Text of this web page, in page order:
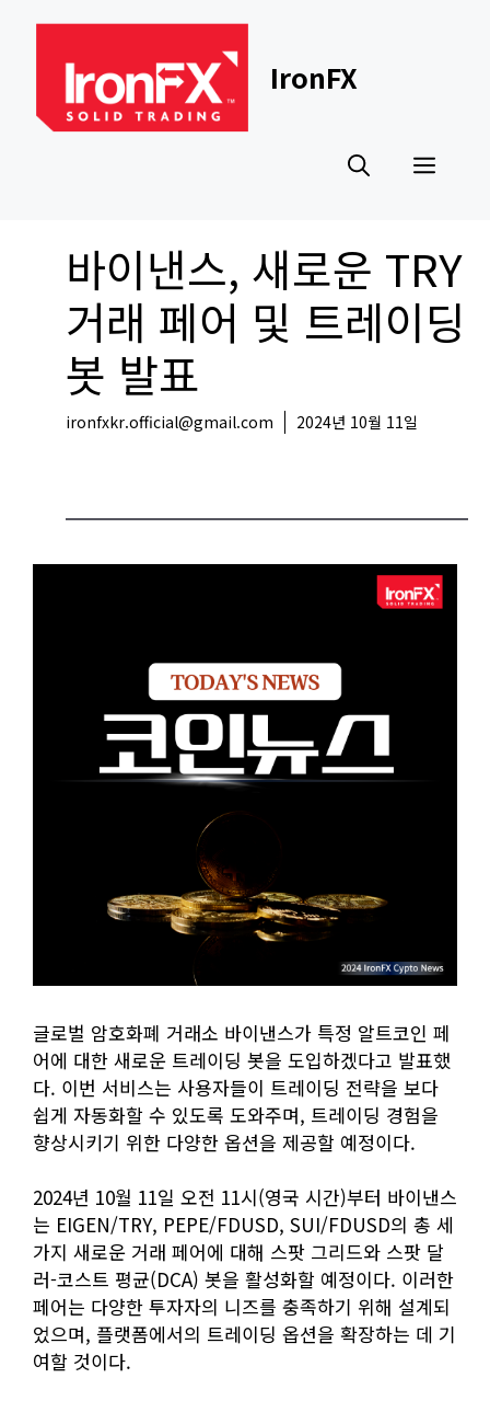
content
IronFX
바이낸스, 새로운 TRY
거래 페어 및 트레이딩
봇 발표
ironfxkr.official@gmail.com 2024년 10월 11일
글로벌 암호화폐 거래소 바이낸스가 특정 알트코인 페
어에 대한 새로운 트레이딩 봇을 도입하겠다고 발표했
다. 이번 서비스는 사용자들이 트레이딩 전략을 보다
쉽게 자동화할 수 있도록 도와주며, 트레이딩 경험을
향상시키기 위한 다양한 옵션을 제공할 예정이다.
2024년 10월 11일 오전 11시(영국 시간)부터 바이낸스
는 EIGEN/TRY, PEPE/FDUSD, SUI/FDUSD의 총 세
가지 새로운 거래 페어에 대해 스팟 그리드와 스팟 달
러-코스트 평균(DCA) 봇을 활성화할 예정이다. 이러한
페어는 다양한 투자자의 니즈를 충족하기 위해 설계되
었으며, 플랫폼에서의 트레이딩 옵션을 확장하는 데 기
여할 것이다.